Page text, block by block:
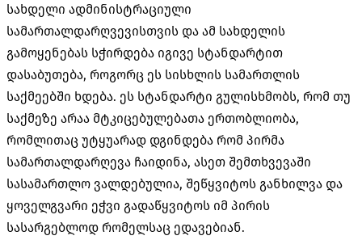
სახდელი ადმინისტრაციული
სამართალდარღვევისთვის და ამ სახდელის
გამოყენებას სჭირდება იგივე სტანდარტით
დასაბუთება, როგორც ეს სისხლის სამართლის
საქმეებში ხდება. ეს სტანდარტი გულისხმობს, რომ თუ
საქმეზე არაა მტკიცებულებათა ერთობლიობა,
რომლითაც უტყუარად დგინდება რომ პირმა
სამართალდარღევა ჩაიდინა, ასეთ შემთხვევაში
სასამართლო ვალდებულია, შეწყვიტოს განხილვა და
ყოველგვარი ეჭვი გადაწყვიტოს იმ პირის
სასარგებლოდ რომელსაც ედავებიან.